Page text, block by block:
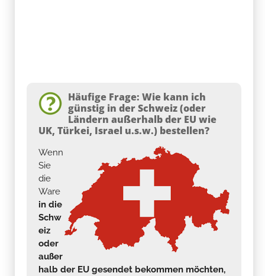
Häufige Frage: Wie kann ich
günstig in der Schweiz (oder
Ländern außerhalb der EU wie
UK, Türkei, Israel u.s.w.) bestellen?
Wenn
Sie
die
Ware
in die
Schw
eiz
oder
außer
halb der EU gesendet bekommen möchten,